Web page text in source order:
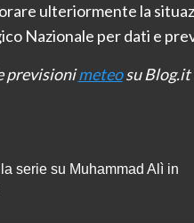
ulteriormente la
Nazionale per dati e
previsionimeteosu Blog.it
la serie su Muhammad Alì in